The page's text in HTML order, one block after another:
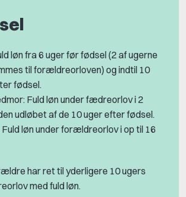
løn fra 6 uger før fødsel (2 af ugerne
til forældreorloven) og indtil 10
fødsel.
Fuld løn under fædreorlov i 2
udløbet af de 10 uger efter fødsel.
Fuld løn under forældreorlov i op til 16
har ret til yderligere 10 ugers
med fuld løn.